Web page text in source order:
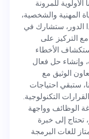
في صياغة
تحتاج إلى
وفهم
المتعددة
للمرونة
المهنية والشخصية،
الدور، ستشارك في
التركيز على
الأخطاء
وإنشاء حل فعال
الوثيق مع
ستبقي احتياجات
التكنولوجية.
الوظائف وواجهة
تحتاج إلى خبرة
للغات البرمجة